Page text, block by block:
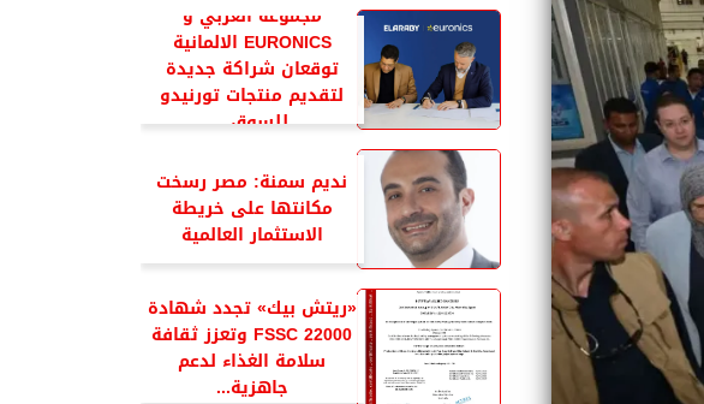
مجموعة العربي و
EURONICS الالمانية
توقعان شراكة جديدة
لتقديم منتجات تورنيدو
للسوق...
نديم سمنة: مصر رسخت
مكانتها على خريطة
الاستثمار العالمية
«ريتش بيك» تجدد شهادة
FSSC 22000 وتعزز ثقافة
سلامة الغذاء لدعم
جاهزية...